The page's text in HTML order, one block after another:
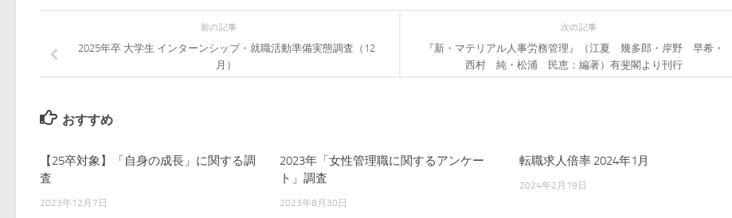
次の記事
『新・マテリアル人事労務管理』（江夏 幾多郎・岸野 早希・
西村 純・松浦 民恵：編著）有斐閣より刊行
前の記事
2025年卒 大学生 インターンシップ・就職活動準備実態調査（12
月）
おすすめ
【25卒対象】「自身の成長」に関する調
査
2023年12月7日
2023年「女性管理職に関するアンケー
ト」調査
2023年8月30日
転職求人倍率 2024年1月
2024年2月19日